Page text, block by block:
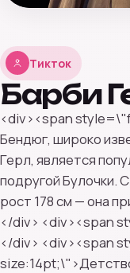
Тикток
Барби
<div><span
Бендюг, широко
Герл, является
подругой Булочки.
рост 178 см — она
</div> <div><span
</div> <div><span